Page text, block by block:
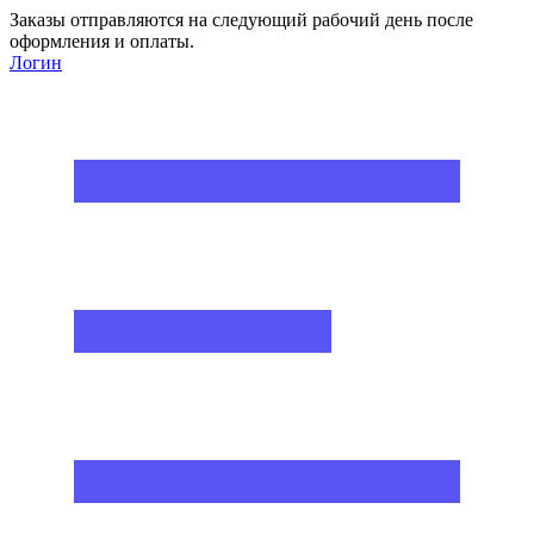
Заказы отправляются на следующий рабочий день после
оформления и оплаты.
Логин